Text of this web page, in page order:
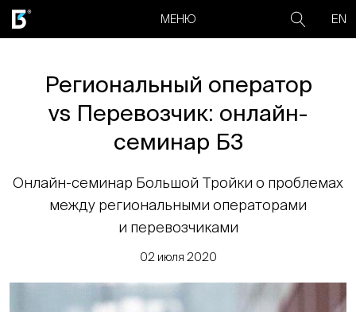
МЕНЮ EN
Региональный оператор
vs Перевозчик: онлайн-
семинар Б3
Онлайн-семинар Большой Тройки о проблемах
между региональными операторами
и перевозчиками
02 июля 2020